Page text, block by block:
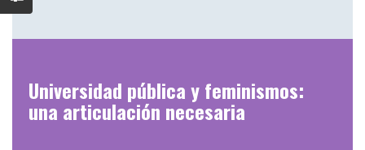
Universidad pública y feminismos:
una articulación necesaria